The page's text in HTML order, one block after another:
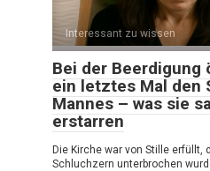
Interessant zu wissen
Bei der Beerdigung
ein letztes Mal den
Mannes – was sie
erstarren
Die Kirche war von Stille erfüllt,
Schluchzern unterbrochen